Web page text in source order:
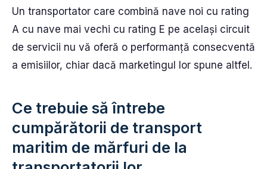
Un transportator care combină nave noi cu rating
A cu nave mai vechi cu rating E pe același circuit
de servicii nu vă oferă o performanță consecventă
a emisiilor, chiar dacă marketingul lor spune altfel.
Ce trebuie să întrebe
cumpărătorii de transport
maritim de mărfuri de la